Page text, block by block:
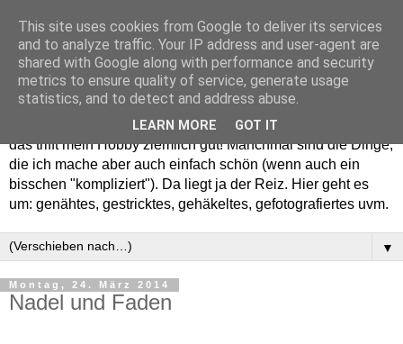
Willkommen in meinem "Wohnzimmer". Einfach und schön -
das trifft mein Hobby ziemlich gut! Manchmal sind die Dinge,
die ich mache aber auch einfach schön (wenn auch ein
bisschen "kompliziert"). Da liegt ja der Reiz. Hier geht es
um: genähtes, gestricktes, gehäkeltes, gefotografiertes uvm.
▼
Montag, 24. März 2014
Nadel und Faden
This site uses cookies from Google to deliver its services
and to analyze traffic. Your IP address and user-agent are
shared with Google along with performance and security
metrics to ensure quality of service, generate usage
statistics, and to detect and address abuse.
LEARN MORE GOT IT